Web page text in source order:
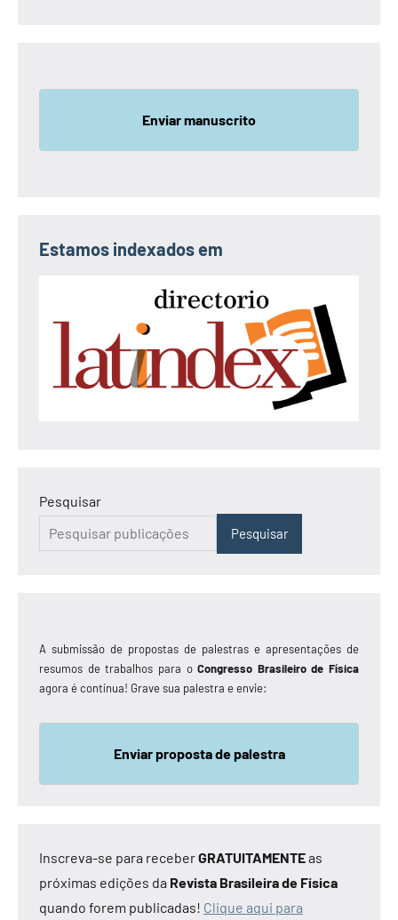
Enviar manuscrito
Estamos indexados em
Pesquisar
Pesquisar
A submissão de propostas de palestras e apresentações de
resumos de trabalhos para oCongresso Brasileiro de Física
agora é contínua! Grave sua palestra e envie:
Enviar proposta de palestra
Inscreva-se para receberGRATUITAMENTEas
próximas edições da Revista Brasileira de Física
quando forem publicadas! Clique aqui para